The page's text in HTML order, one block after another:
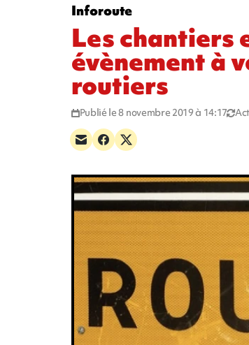
Inforoute
Les chantiers
évènement à
routiers
Publié le 8 novembre 2019 à 14:17